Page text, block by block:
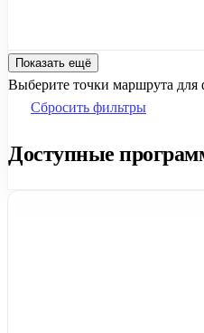
Показать ещё
Выберите точки маршрута для
Сбросить фильтры
Доступные